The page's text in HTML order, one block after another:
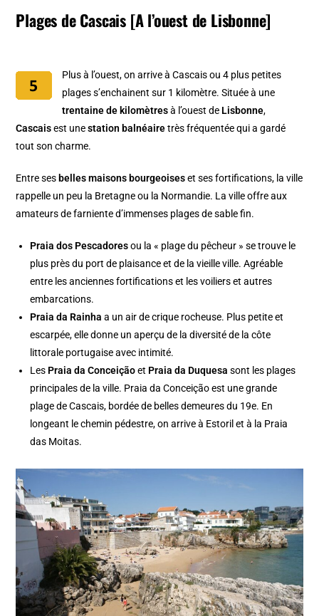
Plages de Cascais [A l’ouest de Lisbonne]
Plus à l’ouest, on arrive à Cascais ou 4 plus petites
plages s’enchainent sur 1 kilomètre. Située à une
trentaine de kilomètresà l’ouest de Lisbonne,
Cascaisest unestation balnéairetrès fréquentée qui a gardé
tout son charme.
Entre ses belles maisons bourgeoiseset ses fortifications, la ville
rappelle un peu la Bretagne ou la Normandie. La ville offre aux
amateurs de farniente d’immenses plages de sable fin.
Praia dos Pescadoresou la « plage du pêcheur » se trouve le
plus près du port de plaisance et de la vieille ville. Agréable
entre les anciennes fortifications et les voiliers et autres
embarcations.
Praia da Rainha a un air de crique rocheuse. Plus petite et
escarpée, elle donne un aperçu de la diversité de la côte
littorale portugaise avec intimité.
Les Praia da Conceiçãoet Praia da Duquesa sont les plages
principales de la ville. Praia da Conceição est une grande
plage de Cascais, bordée de belles demeures du 19e. En
longeant le chemin pédestre, on arrive à Estoril et à la Praia
das Moitas.